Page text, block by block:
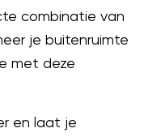
combinatie van
je buitenruimte
met deze
en laat je